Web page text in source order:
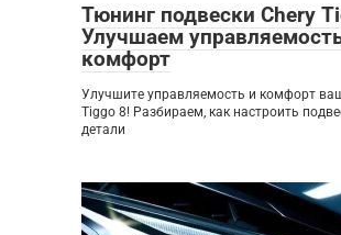
Тюнинг подвески Chery
Улучшаем
комфорт
Улучшите управляемость и комфорт
Tiggo 8! Разбираем, как настроить
детали